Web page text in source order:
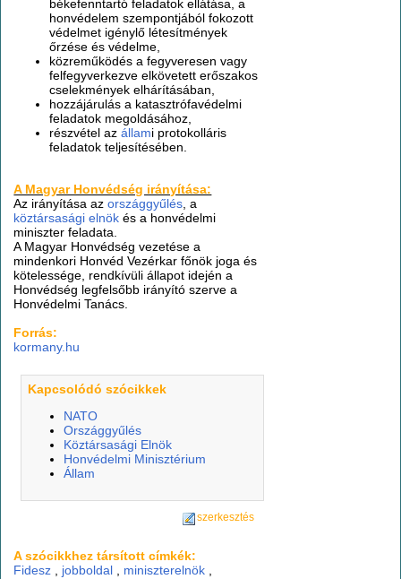
békefenntartó feladatok ellátása, a
honvédelem szempontjából fokozott
védelmet igénylő létesítmények
őrzése és védelme,
közreműködés a fegyveresen vagy
felfegyverkezve elkövetett erőszakos
cselekmények elhárításában,
hozzájárulás a katasztrófavédelmi
feladatok megoldásához,
részvétel azállami protokolláris
feladatok teljesítésében.
A Magyar Honvédség irányítása:
Az irányítása azországgyűlés , a
köztársasági elnök és a honvédelmi
miniszter feladata.
A Magyar Honvédség vezetése a
mindenkori Honvéd Vezérkar főnök joga és
kötelessége, rendkívüli állapot idején a
Honvédség legfelsőbb irányító szerve a
Honvédelmi Tanács.
Forrás:
kormany.hu
Kapcsolódó szócikkek
NATO
Országgyűlés
Köztársasági Elnök
Honvédelmi Minisztérium
Állam
szerkesztés
A szócikkhez társított címkék:
Fidesz
jobboldal miniszterelnök